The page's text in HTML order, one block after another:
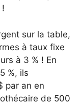
sur la table,
à taux fixe
à 3 % ! En
%, ils
par an en
de 500